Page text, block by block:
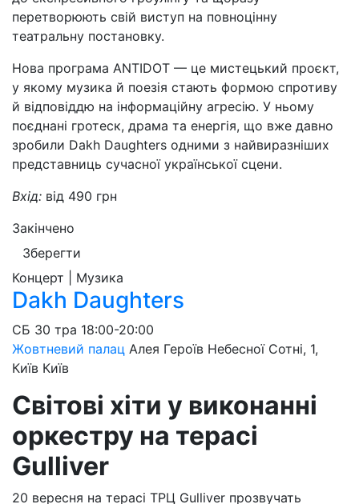
перетворюють свій виступ на повноцінну
театральну постановку.
Нова програма ANTIDOT — це мистецький проєкт,
у якому музика й поезія стають формою спротиву
й відповіддю на інформаційну агресію. У ньому
поєднані гротеск, драма та енергія, що вже давно
зробили Dakh Daughters одними з найвиразніших
представниць сучасної української сцени.
Вхід: від 490 грн
Закінчено
Зберегти
Концерт | Музика
Dakh Daughters
СБ 30 тра 18:00-20:00
Жовтневий палац Алея Героїв Небесної Сотні, 1,
Київ Київ
Світові хіти у виконанні
оркестру на терасі
Gulliver
20 вересня на терасі ТРЦ Gulliver прозвучать